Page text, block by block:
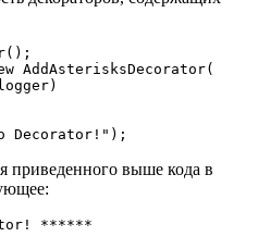
AddAsterisksDecorator(
Decorator!");
приведенного выше кода в
******